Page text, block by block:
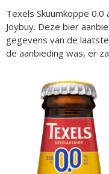
Texels Skuumkoppe
Joybuy. Deze bier
gegevens van de
de aanbieding was, er